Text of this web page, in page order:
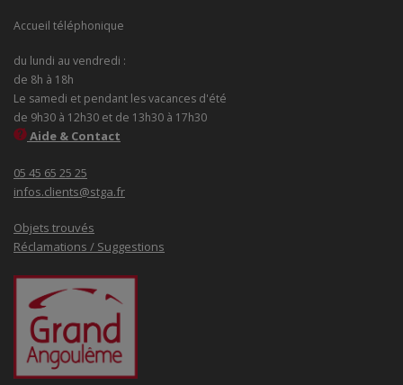
Accueil téléphonique
du lundi au vendredi :
de 8h à 18h
Le samedi et pendant les vacances d'été
de 9h30 à 12h30 et de 13h30 à 17h30
Aide & Contact
05 45 65 25 25
infos.clients@stga.fr
Objets trouvés
Réclamations / Suggestions